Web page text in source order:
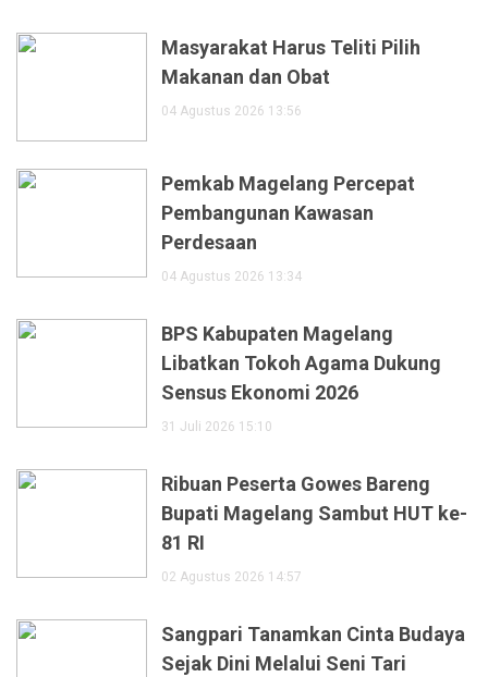
Masyarakat Harus Teliti Pilih
Makanan dan Obat
04 Agustus 2026 13:56
Pemkab Magelang Percepat
Pembangunan Kawasan
Perdesaan
04 Agustus 2026 13:34
BPS Kabupaten Magelang
Libatkan Tokoh Agama Dukung
Sensus Ekonomi 2026
31 Juli 2026 15:10
Ribuan Peserta Gowes Bareng
Bupati Magelang Sambut HUT ke-
81 RI
02 Agustus 2026 14:57
Sangpari Tanamkan Cinta Budaya
Sejak Dini Melalui Seni Tari